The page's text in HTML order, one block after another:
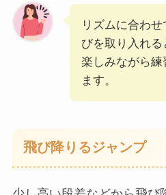
リズムに合わ
びを取り入れる
楽しみながら練
ます。
飛び降りるジャンプ